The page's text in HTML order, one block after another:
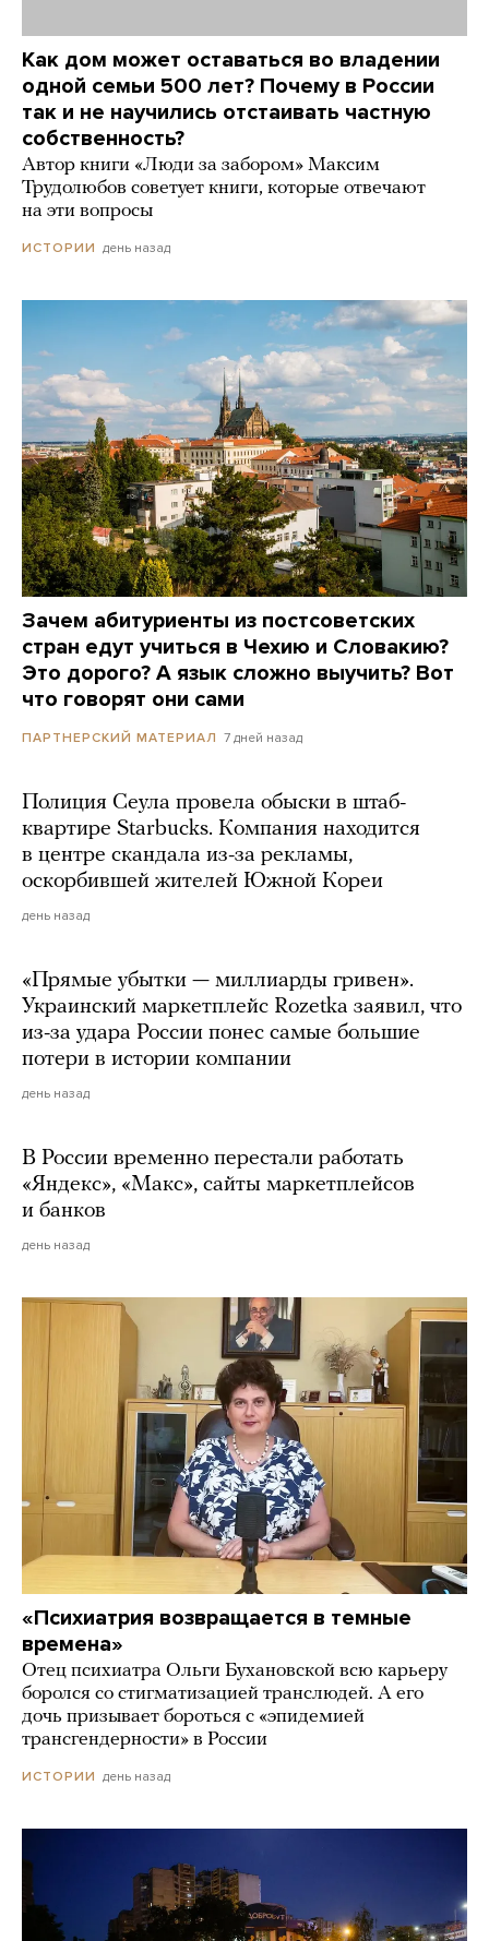
Как дом может оставаться во владении
одной семьи 500 лет? Почему в России
так и не научились отстаивать частную
собственность?
Автор книги «Люди за забором» Максим
Трудолюбов советует книги, которые отвечают
на эти вопросы
ИСТОРИИ день назад
Зачем абитуриенты из постсоветских
стран едут учиться в Чехию и Словакию?
Это дорого? А язык сложно выучить? Вот
что говорят они сами
ПАРТНЕРСКИЙ МАТЕРИАЛ 7 дней назад
Полиция Сеула провела обыски в штаб-
квартире Starbucks. Компания находится
в центре скандала из-за рекламы,
оскорбившей жителей Южной Кореи
день назад
«Прямые убытки — миллиарды гривен».
Украинский маркетплейс Rozetka заявил, что
из-за удара России понес самые большие
потери в истории компании
день назад
В России временно перестали работать
«Яндекс», «Макс», сайты маркетплейсов
и банков
день назад
«Психиатрия возвращается в темные
времена»
Отец психиатра Ольги Бухановской всю карьеру
боролся со стигматизацией транслюдей. А его
дочь призывает бороться с «эпидемией
трансгендерности» в России
ИСТОРИИ день назад